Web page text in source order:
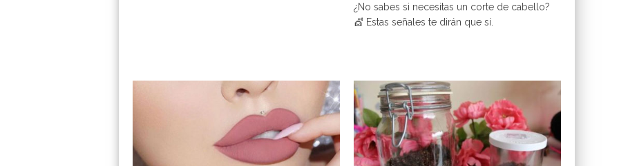
¿No sabes si necesitas un corte de cabello?
💇 Estas señales te dirán que sí.